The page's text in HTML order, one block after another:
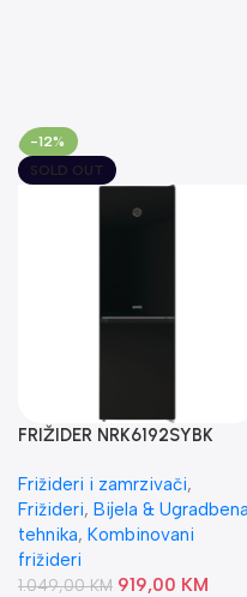
-12%
SOLD OUT
FRIŽIDER NRK6192SYBK
Frižideri i zamrzivači,
Frižideri, Bijela & Ugradbena
tehnika, Kombinovani
frižideri
1.049,00KM 919,00 KM